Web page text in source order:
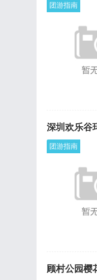
团游指南
深圳欢乐谷
团游指南
顾村公园樱